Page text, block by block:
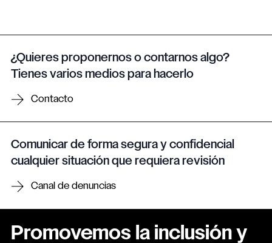
¿Quieres proponernos o contarnos algo?
Tienes varios medios para hacerlo
Contacto
Comunicar de forma segura y confidencial
cualquier situación que requiera revisión
Canal de denuncias
Promovemos la inclusión y